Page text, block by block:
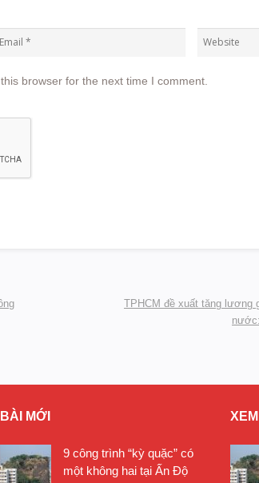
browser for the next time I comment.
TPHCM đề xuất tăng lương
BÀI MỚI
9 công trình “kỳ quặc” có
một không hai tại Ấn Độ